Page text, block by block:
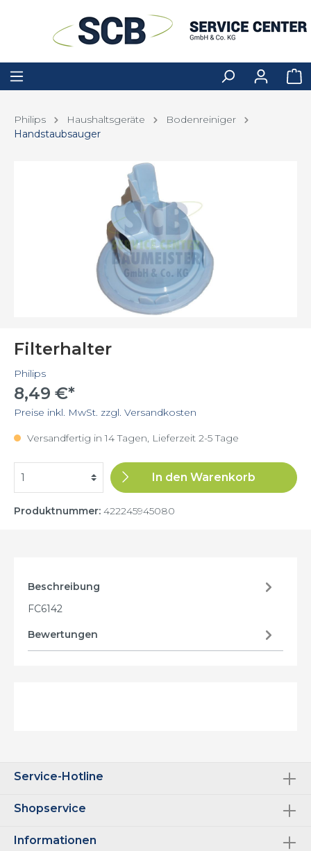
Philips Haushaltsgeräte
Bodenreiniger
Handstaubsauger
Filterhalter
Philips
8,49 €*
Preise inkl. MwSt. zzgl. Versandkosten
Versandfertig in 14 Tagen, Lieferzeit 2-5 Tage
In den Warenkorb
Produktnummer: 422245945080
Beschreibung
FC6142
Bewertungen
Service-Hotline
Shopservice
Informationen